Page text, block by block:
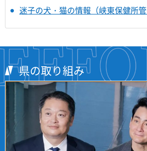
迷子の犬・猫の情報（峡東保健所管
県の取り組み